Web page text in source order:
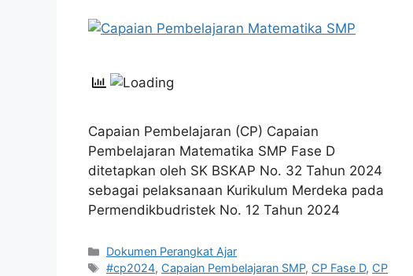
Capaian Pembelajaran (CP) Capaian
Pembelajaran Matematika SMP Fase D
ditetapkan oleh SK BSKAP No. 32 Tahun 2024
sebagai pelaksanaan Kurikulum Merdeka pada
Permendikbudristek No. 12 Tahun 2024
Kategori
Dokumen Perangkat Ajar
Tag
#cp2024, Capaian Pembelajaran SMP, CP Fase D, CP